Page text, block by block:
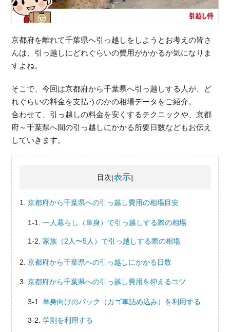
京都府を離れて千葉県へ引っ越しをしようとお考えの皆さ
んは、引っ越しにどれぐらいの費用がかかるか気になりま
すよね。
そこで、今回は京都府から千葉県へ引っ越しする人が、ど
れぐらいの料金を支払うのかの相場データをご紹介。
合わせて、引っ越しの料金を安くするテクニックや、京都
府～千葉県へ間の引っ越しにかかる所要日数などもお伝え
していきます。
目次[表示]
京都府から千葉県への引っ越し費用の相場目安
一人暮らし（単身）で引っ越しする際の相場
家族（2人〜5人）で引っ越しする際の相場
京都府から千葉県への引っ越しにかかる日数
京都府から千葉県への引っ越し費用を抑えるコツ
単身向けのパック（カゴ車詰め込み）を利用する
学割を利用する